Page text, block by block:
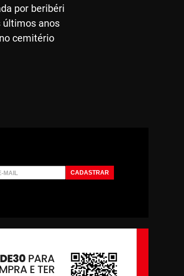
por beribéri
últimos anos
cemitério
CADASTRAR